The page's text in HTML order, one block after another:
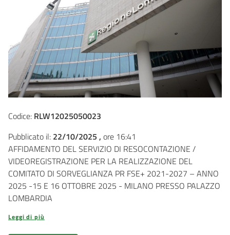
Codice: RLW12025050023
Pubblicato il: 22/10/2025 , ore 16:41
AFFIDAMENTO DEL SERVIZIO DI RESOCONTAZIONE /
VIDEOREGISTRAZIONE PER LA REALIZZAZIONE DEL
COMITATO DI SORVEGLIANZA PR FSE+ 2021-2027 – ANNO
2025 -15 E 16 OTTOBRE 2025 - MILANO PRESSO PALAZZO
LOMBARDIA
Leggi di più